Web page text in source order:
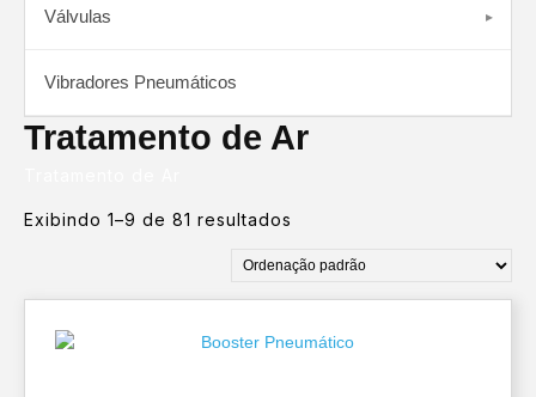
Válvulas
Vibradores Pneumáticos
Tratamento de Ar
Exibindo 1–9 de 81 resultados